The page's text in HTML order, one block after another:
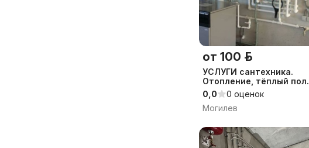
от 100 р.
УСЛУГИ сантехника.
Отопление, тёплый пол.
0,0
0 оценок
Могилев